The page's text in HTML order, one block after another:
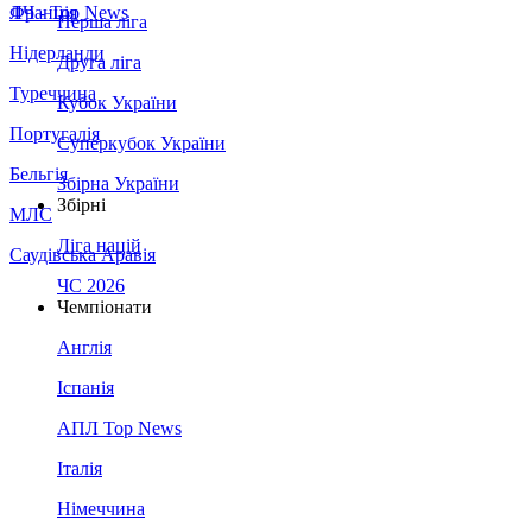
Франція
Нідерланди
Туреччина
Португалія
Бельгія
МЛС
Саудівська Аравія
ЛЧ - Top News
Перша ліга
Друга ліга
Кубок України
Суперкубок України
Збірна України
Збірні
Ліга націй
ЧС 2026
Чемпіонати
Англія
Іспанія
АПЛ Top News
Італія
Німеччина